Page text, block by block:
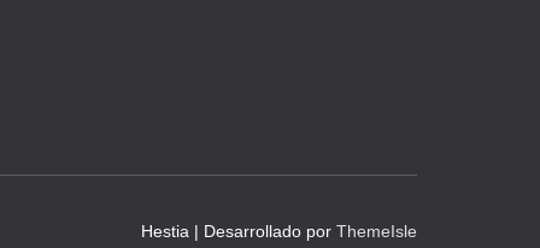
Hestia | Desarrollado por ThemeIsle